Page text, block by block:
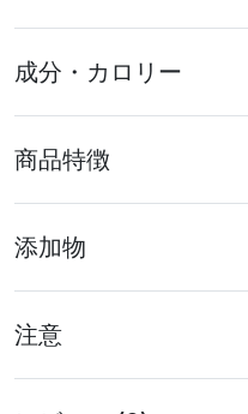
成分・カロリー
商品特徴
添加物
注意